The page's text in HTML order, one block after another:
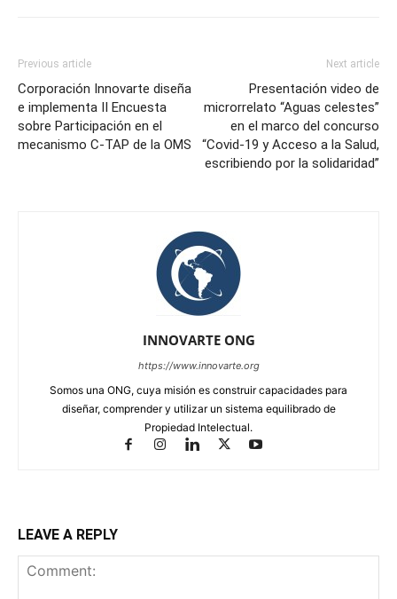
Previous article
Corporación Innovarte diseña
e implementa II Encuesta
sobre Participación en el
mecanismo C-TAP de la OMS
Next article
Presentación video de
microrrelato “Aguas celestes”
en el marco del concurso
“Covid-19 y Acceso a la Salud,
escribiendo por la solidaridad”
INNOVARTE ONG
https://www.innovarte.org
Somos una ONG, cuya misión es construir capacidades para
diseñar, comprender y utilizar un sistema equilibrado de
Propiedad Intelectual.
LEAVE A REPLY